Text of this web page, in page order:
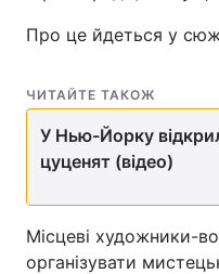
Лонгріди
Відео з Youtube
Інтерв'ю
Контакти
Про це йдеться у
ЧИТАЙТЕ ТАКОЖ
У Нью-Йорку
цуценят (відео)
Місцеві художники-
організувати